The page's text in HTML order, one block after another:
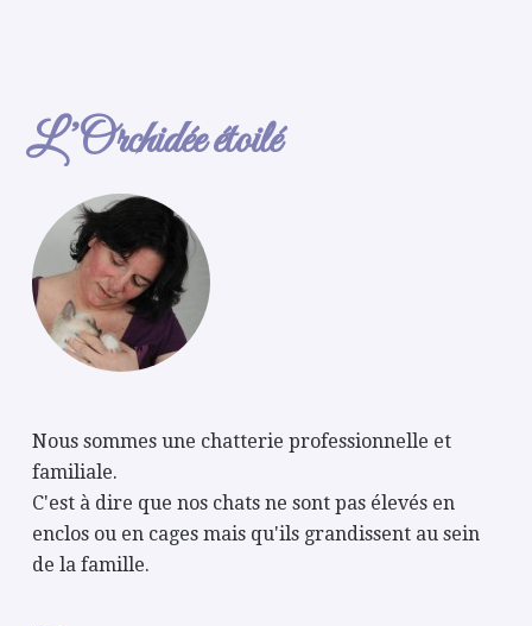
L’Orchidée étoilé
Nous sommes une chatterie professionnelle et
familiale.
C'est à dire que nos chats ne sont pas élevés en
enclos ou en cages mais qu'ils grandissent au sein
de la famille.